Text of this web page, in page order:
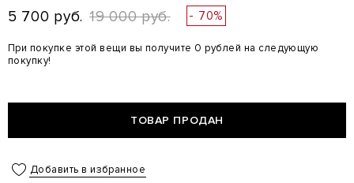
5 700 руб. 19 000 руб. - 70%
При покупке этой вещи вы получите 0 рублей на следующую
покупку!
ТОВАР ПРОДАН
Добавить в избранное